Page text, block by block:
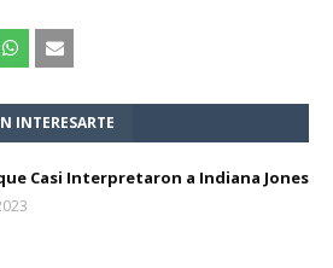
INTERESARTE
Casi Interpretaron a Indiana Jones